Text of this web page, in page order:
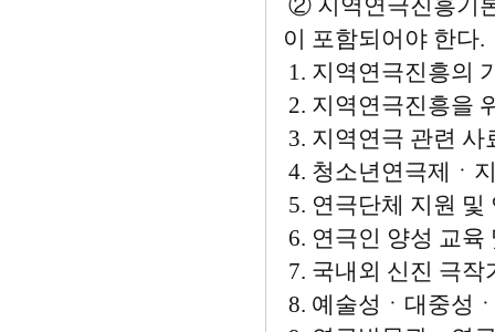
② 지역연극진흥기
이 포함되어야 한다.
1. 지역연극진흥의
2. 지역연극진흥을
3. 지역연극 관련
4. 청소년연극제ㆍ
5. 연극단체 지원
6. 연극인 양성 교육
7. 국내외 신진 극작
8. 예술성ㆍ대중성